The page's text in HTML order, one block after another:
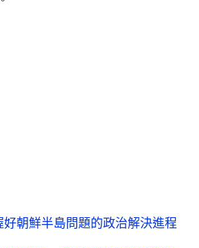
朝鮮半島問題的政治解決進程